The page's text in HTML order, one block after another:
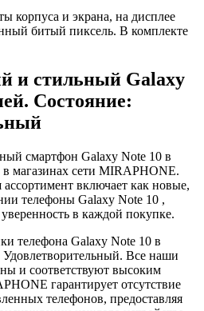
корпуса и экрана, на дисплее
битый пиксель. В комплекте
и стильный Galaxy
Состояние:
смартфон Galaxy Note 10 в
магазинах сети MIRAPHONE.
включает как новые,
телефоны Galaxy Note 10 ,
в каждой покупке.
телефона Galaxy Note 10 в
Все наши
и соответствуют высоким
гарантирует отсутствие
телефонов, предоставляя